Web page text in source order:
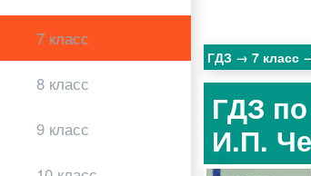
7 класс
8 класс
9 класс
ГДЗ 7 класс
ГДЗ
И.П.